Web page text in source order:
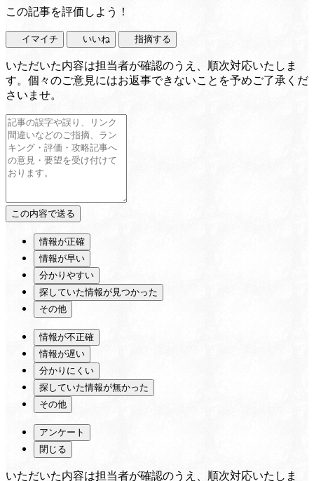
この記事を評価しよう！
イマイチ いいね 指摘する
いただいた内容は担当者が確認のうえ、順次対応いたしま
す。個々のご意見にはお返事できないことを予めご了承くだ
さいませ。
情報が正確
情報が早い
分かりやすい
探していた情報が見つかった
その他
情報が不正確
情報が遅い
分かりにくい
探していた情報が無かった
その他
アンケート
閉じる
いただいた内容は担当者が確認のうえ、順次対応いたしま